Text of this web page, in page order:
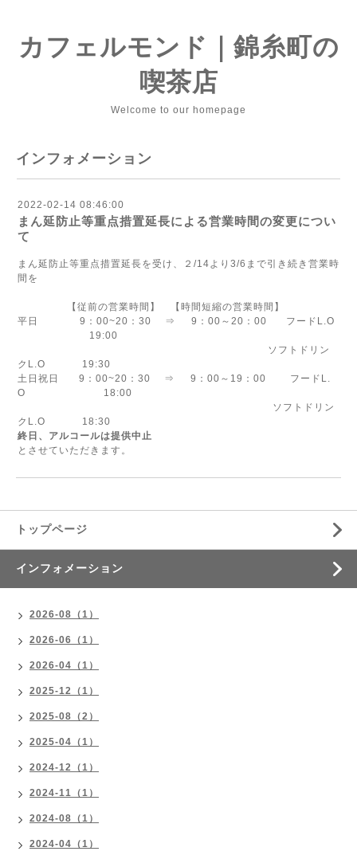
カフェルモンド｜錦糸町の
喫茶店
Welcome to our homepage
インフォメーション
2022-02-14 08:46:00
まん延防止等重点措置延長による営業時間の変更につい
て
まん延防止等重点措置延長を受け、２/14より3/6まで引き続き営業時
間を
【従前の営業時間】 【時間短縮の営業時間】
平日 9：00~20：30 ⇒ 9：00～20：00 フードL.O
19:00
ソフトドリン
クL.O 19:30
土日祝日 9：00~20：30 ⇒ 9：00～19：00 フードL.
O 18:00
ソフトドリン
クL.O 18:30
終日、アルコールは提供中止
とさせていただきます。
トップページ
インフォメーション
2026-08（1）
2026-06（1）
2026-04（1）
2025-12（1）
2025-08（2）
2025-04（1）
2024-12（1）
2024-11（1）
2024-08（1）
2024-04（1）